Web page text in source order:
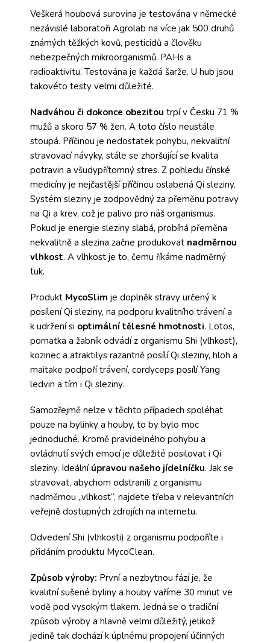
Veškerá houbová surovina je testována v německé
nezávislé laboratoři Agrolab na více jak 500 druhů
známých těžkých kovů, pesticidů a člověku
nebezpečných mikroorganismů, PAHs a
radioaktivitu. Testována je každá šarže. U hub jsou
takovéto testy velmi důležité.
Nadváhou či dokonce obezitou trpí v Česku 71 %
mužů a skoro 57 % žen. A toto číslo neustále
stoupá. Příčinou je nedostatek pohybu, nekvalitní
stravovací návyky, stále se zhoršující se kvalita
potravin a všudypřítomný stres. Z pohledu čínské
medicíny je nejčastější příčinou oslabená Qi sleziny.
Systém sleziny je zodpovědný za přeměnu potravy
na Qi a krev, což je palivo pro náš organismus.
Pokud je energie sleziny slabá, probíhá přeměna
nekvalitně a slezina začne produkovat nadměrnou
vlhkost. A vlhkost je to, čemu říkáme nadměrný
tuk.
Produkt MycoSlim je doplněk stravy určený k
posílení Qi sleziny, na podporu kvalitního trávení a
k udržení si optimální tělesné hmotnosti. Lotos,
pornatka a žabník odvádí z organismu Shi (vlhkost),
kozinec a atraktilys razantně posílí Qi sleziny, hloh a
maitake podpoří trávení, cordyceps posílí Yang
ledvin a tím i Qi sleziny.
Samozřejmě nelze v těchto případech spoléhat
pouze na bylinky a houby, to by bylo moc
jednoduché. Kromě pravidelného pohybu a
ovládnutí svých emocí je důležité posilovat i Qi
sleziny. Ideální úpravou našeho jídelníčku. Jak se
stravovat, abychom odstranili z organismu
nadměrnou „vlhkost“, najdete třeba v relevantních
veřejně dostupných zdrojích na internetu.
Odvedení Shi (vlhkosti) z organismu podpoříte i
přidáním produktu MycoClean.
Způsob výroby: První a nezbytnou fází je, že
kvalitní sušené byliny a houby vaříme 30 minut ve
vodě pod vysokým tlakem. Jedná se o tradiční
způsob výroby a hlavně velmi důležitý, jelikož
jedině tak dochází k úplnému propojení účinných